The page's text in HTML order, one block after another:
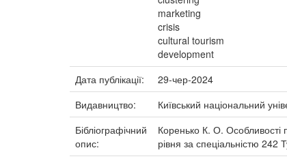
marketing
crisis
cultural tourism
development
Дата публікації:
29-чер-2024
Видавництво:
Київський національний
Бібліографічний
опис:
Коренько К. О. Особливості
рівня за спеціальністю